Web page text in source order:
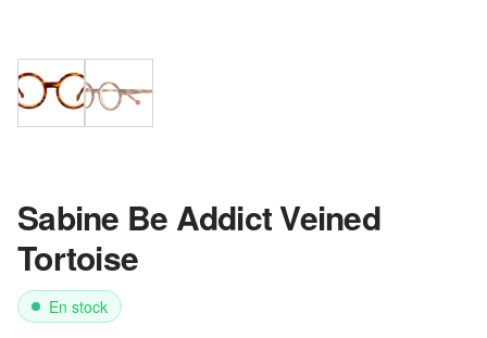
Sabine Be Addict Veined
Tortoise
En stock